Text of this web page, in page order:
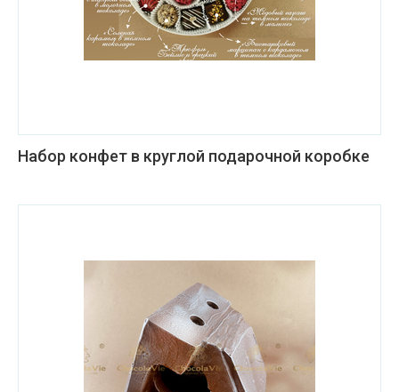
Набор конфет в круглой подарочной коробке